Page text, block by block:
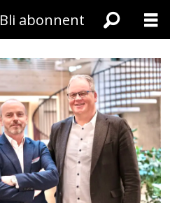
Bli abonnent